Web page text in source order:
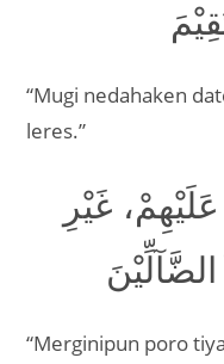
“Mugi nedahaken
leres.”
غَيْرِ
“Merginipun poro